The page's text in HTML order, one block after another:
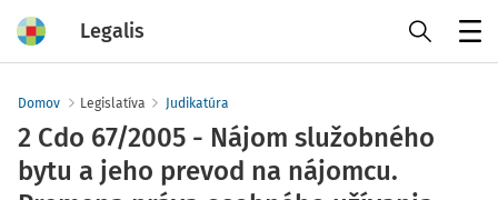
Legalis
Domov Legislatíva Judikatúra
2 Cdo 67/2005 - Nájom služobného
bytu a jeho prevod na nájomcu.